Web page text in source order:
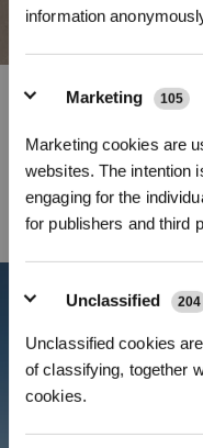
information
Marketing 105
Marketing cookies are
websites. The intention
engaging for the
for publishers and third
Unclassified 204
Unclassified cookies
of classifying, together
cookies.
Plusieurs modes
Le WINBOT W2S OMNI est
omnidirectionnelle. Dites
découvrez le mouvement à
HOME.
* Les nouveaux inscrits peuvent
€ sur leur première commande